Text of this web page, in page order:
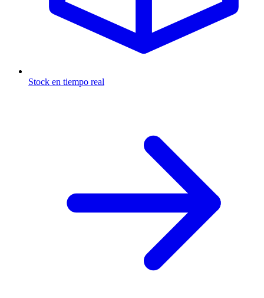
Stock en tiempo real